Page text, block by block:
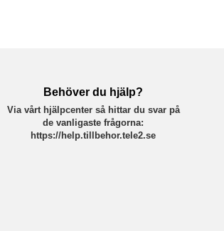
Behöver du hjälp?
Via vårt hjälpcenter så hittar du svar på
de vanligaste frågorna:
https://help.tillbehor.tele2.se